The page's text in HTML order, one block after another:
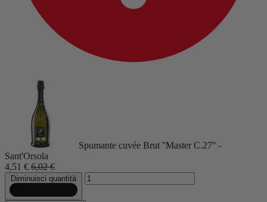
Spumante cuvée Brut ''Master C.27'' -
Sant'Orsola
4,51 € 6,02 €
Diminuisci quantità